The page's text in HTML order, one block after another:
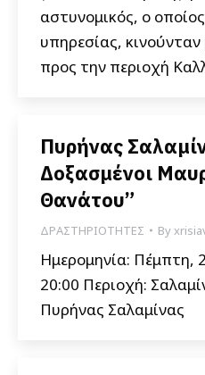
αστυνομικός, ο
υπηρεσίας,
προς την περιοχή
Πυρήνας
Δοξασμένοι
Θανάτου”
ΔΡΑΣΤΗΡΙΟΤΗΤΕΣ By
Ημερομηνία: Πέμπτη,
20:00 Περιοχή:
Πυρήνας Σαλαμίνας